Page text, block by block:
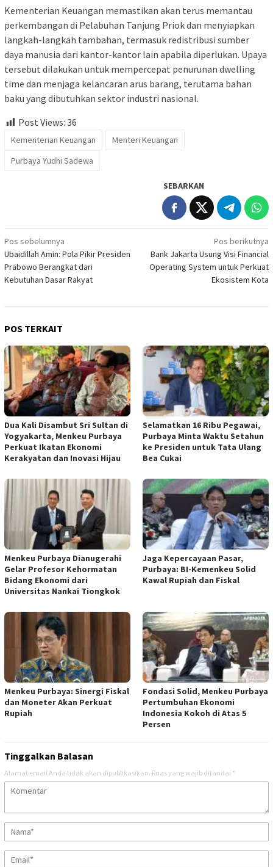
Kementerian Keuangan memastikan akan terus memantau
perkembangan di Pelabuhan Tanjung Priok dan menyiapkan
langkah-langkah tambahan, termasuk redistribusi sumber
daya manusia dari kantor-kantor lain apabila diperlukan. Upaya
tersebut dilakukan untuk mempercepat penurunan dwelling
time dan menjaga kelancaran arus barang, terutama bahan
baku yang dibutuhkan sektor industri nasional.
Post Views: 36
Kementerian Keuangan
Menteri Keuangan
Purbaya Yudhi Sadewa
SEBARKAN
Navigasi
pos
Pos sebelumnya
Ubaidillah Amin: Pola Pikir Presiden
Prabowo Berangkat dari
Kebutuhan Dasar Rakyat
Pos berikutnya
Bank Jakarta Usung Visi Financial
Operating System untuk Perkuat
Ekosistem Kota
POS TERKAIT
Dua Kali Disambut Sri Sultan di
Yogyakarta, Menkeu Purbaya
Perkuat Ikatan Ekonomi
Kerakyatan dan Inovasi Hijau
​Selamatkan 16 Ribu Pegawai,
Purbaya Minta Waktu Setahun
ke Presiden untuk Tata Ulang
Bea Cukai
Menkeu Purbaya Dianugerahi
Gelar Profesor Kehormatan
Bidang Ekonomi dari
Universitas Nankai Tiongkok
Jaga Kepercayaan Pasar,
Purbaya: BI-Kemenkeu Solid
Kawal Rupiah dan Fiskal
Menkeu Purbaya: Sinergi Fiskal
dan Moneter Akan Perkuat
Rupiah
​Fondasi Solid, Menkeu Purbaya
Pertumbuhan Ekonomi
Indonesia Kokoh di Atas 5
Persen
Tinggalkan Balasan
Alamat email Anda tidak akan dipublikasikan. Ruas yang wajib ditandai *